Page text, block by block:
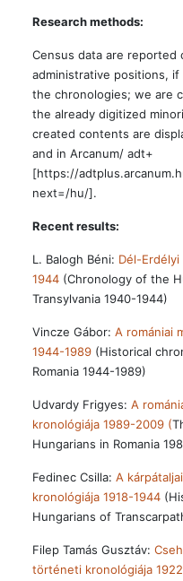
Research methods:
Census data are reported
administrative positions,
the chronologies; we are
the already digitized
created contents are
and in Arcanum/ adt+
[https://
next=/hu/].
Recent results:
L. Balogh Béni: Dél-
1944 (Chronology of the
Transylvania 1940-1944)
Vincze Gábor: A romániai
1944-1989 (Historical
Romania 1944-1989)
Udvardy Frigyes: A
kronológiája 1989-2009 (
Hungarians in Romania
Fedinec Csilla: A
kronológiája 1918-1944
Hungarians of
Filep Tamás Gusztáv:
történeti kronológiája